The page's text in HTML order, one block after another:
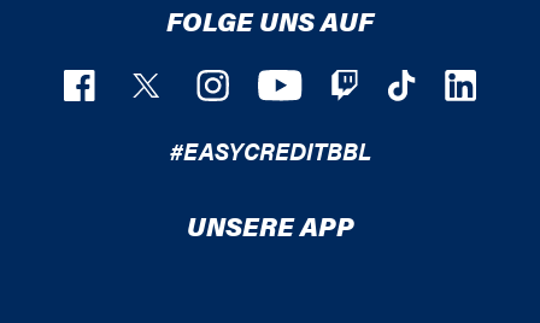
FOLGE UNS AUF
#EASYCREDITBBL
UNSERE APP